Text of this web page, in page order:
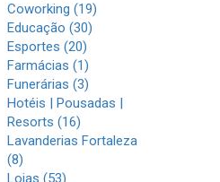
Coworking (19)
Educação (30)
Esportes (20)
Farmácias (1)
Funerárias (3)
Hotéis | Pousadas |
Resorts (16)
Lavanderias Fortaleza
(8)
Lojas (53)